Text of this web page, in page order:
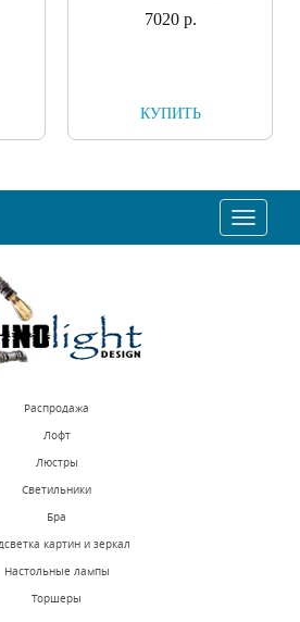
7020 р.
КУПИТЬ
Toggle
Распродажа
Лофт
Люстры
Светильники
Бра
картин и зеркал
Настольные лампы
Торшеры